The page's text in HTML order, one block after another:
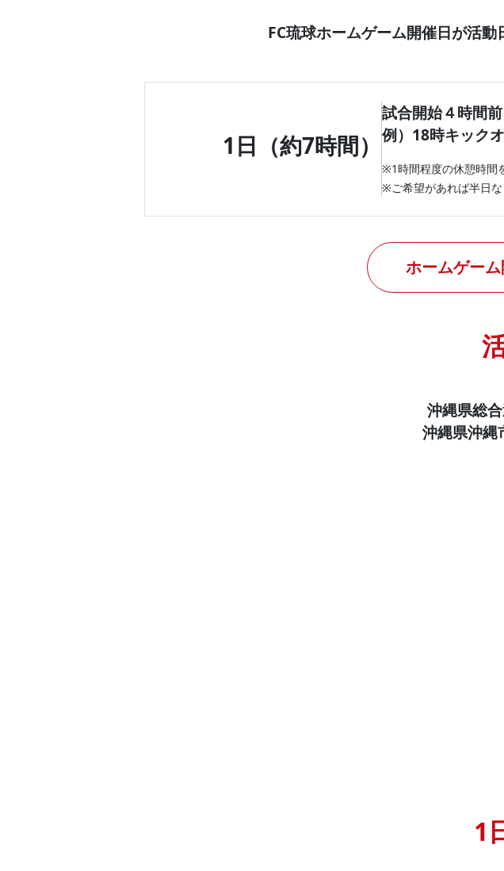
FC琉球ホームゲーム開催日が活動
1日（約7時間）
試合開始４時間
例）18時キック
※1時間程度の休憩時間
※ご希望があれば半日な
ホームゲー
沖縄県総
沖縄県沖縄
1